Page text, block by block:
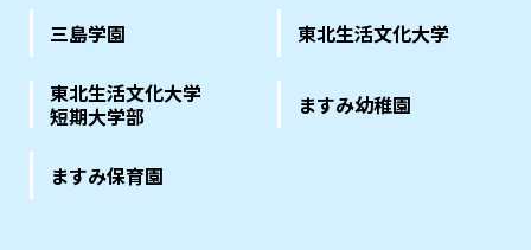
三島学園 東北生活文化大学
東北生活文化大学
短期大学部
ますみ幼稚園
ますみ保育園